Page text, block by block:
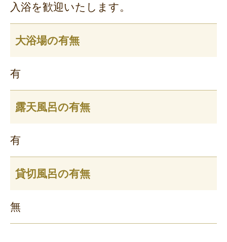
入浴を歓迎いたします。
大浴場の有無
有
露天風呂の有無
有
貸切風呂の有無
無